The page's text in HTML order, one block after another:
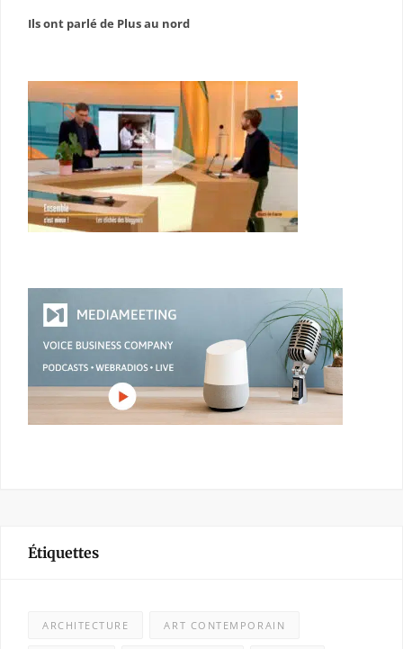
Ils ont parlé de Plus au nord
Étiquettes
ARCHITECTURE ART CONTEMPORAIN